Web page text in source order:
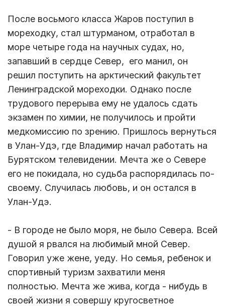
После восьмого класса Жаров поступил в
мореходку, стал штурманом, отработал в
море четыре года на научных судах, но,
запавший в сердце Север, его манил, он
решил поступить на арктический факультет
Ленинградской мореходки. Однако после
трудового перерыва ему не удалось сдать
экзамен по химии, не получилось и пройти
медкомиссию по зрению. Пришлось вернуться
в Улан-Удэ, где Владимир начал работать на
Бурятском телевидении. Мечта же о Севере
его не покидала, но судьба распорядилась по-
своему. Случилась любовь, и он остался в
Улан-Удэ.
- В городе не было моря, не было Севера. Всей
душой я рвался на любимый мной Север.
Говорил уже жене, уеду. Но семья, ребенок и
спортивный туризм захватили меня
полностью. Мечта же жива, когда - нибудь в
своей жизни я совершу кругосветное